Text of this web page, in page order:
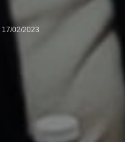
17/02/2023